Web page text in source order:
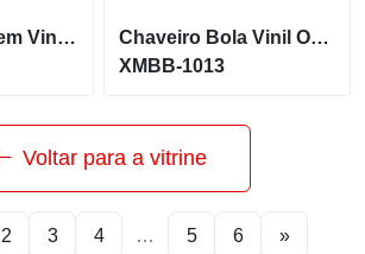
Chaveiro Bola em Vinil de Tênis Personalizado XMBB-1048
Chaveiro Bola Vinil Oca com Pintura Basquete Personalizado XMBB-1013
XMBB-1013
Voltar para a vitrine
2 3 4 … 5 6 »